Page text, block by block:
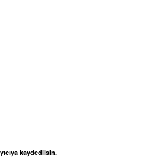
kaydedilsin.